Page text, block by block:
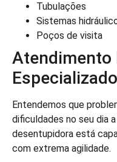
Tubulações
Sistemas
Poços de visita
Atendimento
Especializado
Entendemos que
dificuldades no seu dia
desentupidora está
com extrema agilidade.